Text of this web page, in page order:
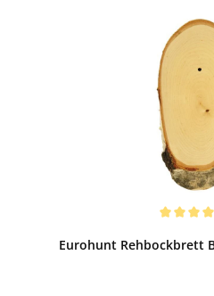
Eurohunt Rehbockbrett